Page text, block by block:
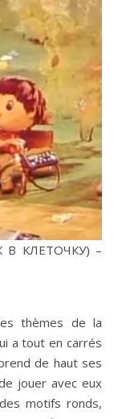
КЛЕТОЧКУ) –
thèmes de la
a tout en carrés
de haut ses
jouer avec eux
motifs ronds,